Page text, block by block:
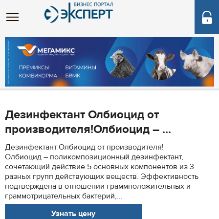
Дезинфектант Олбиоцид от
производителя!Олбиоцид – ...
Дезинфектант Олбиоцид от производителя!
Олбиоцид – поликомпозиционный дезинфектант,
сочетающий действие 5 основных компонентов из 3
разных групп действующих веществ. Эффективность
подтверждена в отношении граммположительных и
граммотрицательных бактерий,...
Узнать цену